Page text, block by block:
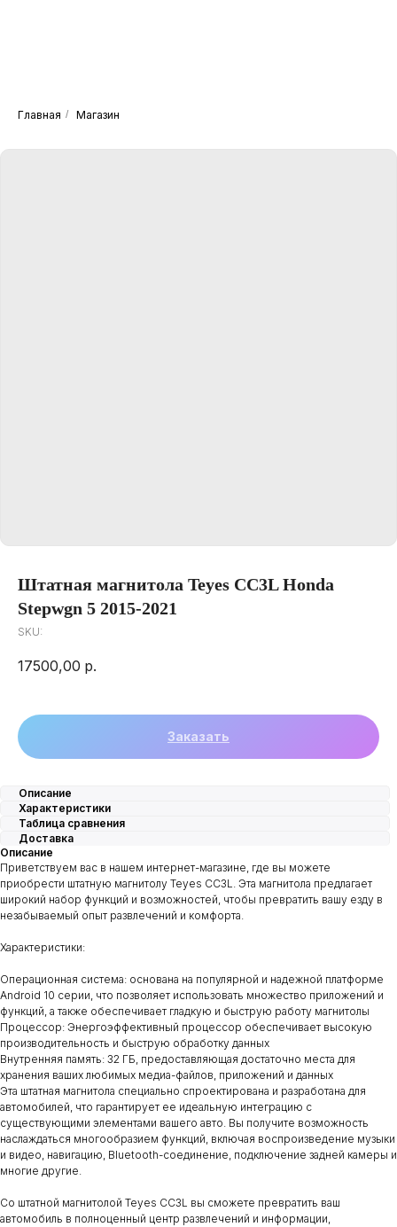
Главная / Магазин
Штатная магнитола Teyes CC3L Honda
Stepwgn 5 2015-2021
SKU:
17500,00 р.
Заказать
Описание
Характеристики
Таблица сравнения
Доставка
Описание
Приветствуем вас в нашем интернет-магазине, где вы можете
приобрести штатную магнитолу Teyes CC3L. Эта магнитола предлагает
широкий набор функций и возможностей, чтобы превратить вашу езду в
незабываемый опыт развлечений и комфорта.
Характеристики:
Операционная система: основана на популярной и надежной платформе
Android 10 серии, что позволяет использовать множество приложений и
функций, а также обеспечивает гладкую и быструю работу магнитолы
Процессор: Энергоэффективный процессор обеспечивает высокую
производительность и быструю обработку данных
Внутренняя память: 32 ГБ, предоставляющая достаточно места для
хранения ваших любимых медиа-файлов, приложений и данных
Эта штатная магнитола специально спроектирована и разработана для
автомобилей, что гарантирует ее идеальную интеграцию с
существующими элементами вашего авто. Вы получите возможность
наслаждаться многообразием функций, включая воспроизведение музыки
и видео, навигацию, Bluetooth-соединение, подключение задней камеры и
многие другие.
Со штатной магнитолой Teyes CC3L вы сможете превратить ваш
автомобиль в полноценный центр развлечений и информации,